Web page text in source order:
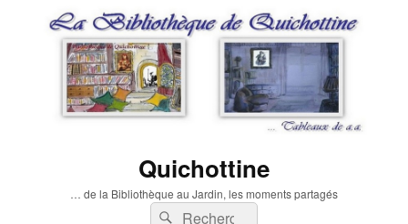
Quichottine
… de la Bibliothèque au Jardin, les moments partagés
Recherche :
Rechercher